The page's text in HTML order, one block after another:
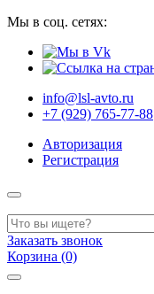
Мы в соц. сетях:
info@lsl-avto.ru
+7 (929) 765-77-88
Авторизация
Регистрация
Заказать звонок
Корзина (0)